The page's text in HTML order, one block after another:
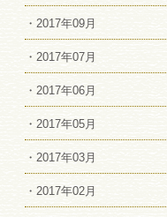
・2017年09月
・2017年07月
・2017年06月
・2017年05月
・2017年03月
・2017年02月